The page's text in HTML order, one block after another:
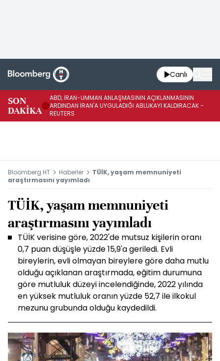
Canlı
SON
DAKİKA
ABD, İRAN-UMMAN ANLAŞMASININ AÇIKLANMASININ
ARDINDAN İRAN'A UYGULADIĞI ABLUKAYI KALDIRACAK -
REUTERS
Bloomberg HT Haberler
TÜİK, yaşam memnuniyeti
araştırmasını yayımladı
TÜİK, yaşam memnuniyeti
araştırmasını yayımladı
TÜİK verisine göre, 2022'de mutsuz kişilerin oranı
0,7 puan düşüşle yüzde 15,9'a geriledi. Evli
bireylerin, evli olmayan bireylere göre daha mutlu
olduğu açıklanan araştırmada, eğitim durumuna
göre mutluluk düzeyi incelendiğinde, 2022 yılında
en yüksek mutluluk oranın yüzde 52,7 ile ilkokul
mezunu grubunda olduğu kaydedildi.